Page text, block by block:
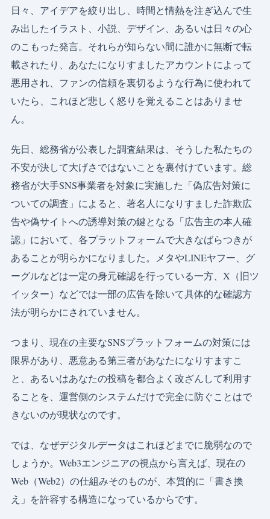
日々、アイデアを絞り出し、時間と情熱を注ぎ込んで生
み出したイラスト、小説、デザイン、あるいは日々の心
のこもった発言。それらが知らない間に誰かに無断で転
載されたり、あなたになりすましたアカウントによって
悪用され、ファンの信頼を裏切るような行為に使われて
いたら、これほど悲しく怒りを覚えることはありませ
ん。
先日、総務省が公表した調査結果は、そうした私たちの
不安が決して大げさではないことを裏付けています。総
務省が大手SNS事業者を対象に実施した「偽広告対策に
ついての調査」によると、著名人になりすました詐欺広
告や偽サイトへの誘導対策の鍵となる「広告主の本人確
認」において、各プラットフォームで大きなばらつきが
あることが明らかになりました。メタやLINEヤフー、グ
ーグルなどは一定の身元確認を行っている一方、X（旧ツ
イッター）などでは一部の広告を除いて具体的な確認方
法が明らかにされていません。
つまり、現在の主要なSNSプラットフォームの対策には
限界があり、悪意ある第三者があなたになりすますこ
と、あるいはあなたの投稿を都合よく改ざんして利用す
ることを、運営側のシステムだけで完全に防ぐことはで
きないのが現状なのです。
では、なぜデジタルデータはこれほどまでに脆弱なので
しょうか。Web3エンジニアの視点から言えば、現在の
Web（Web2）の仕組みそのものが、本質的に「書き換
え」を許容する構造になっているからです。